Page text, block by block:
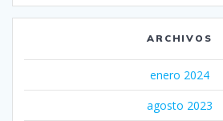
ARCHIVOS
enero 2024
agosto 2023